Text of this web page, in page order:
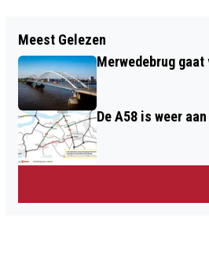
DODE GEVONDEN IN
ROOSENDAAL
Meest Gelezen
Merwedebrug
De A58 is weer